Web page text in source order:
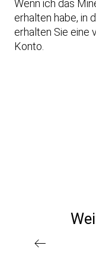
Wenn ich das
erhalten habe, in
erhalten Sie eine
Konto.